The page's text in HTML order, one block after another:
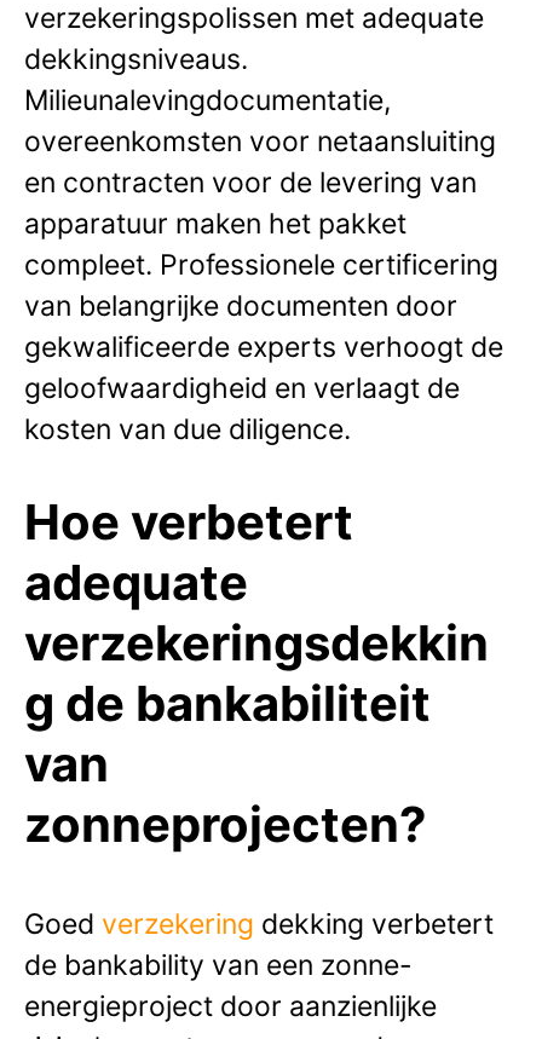
verzekeringspolissen met adequate
dekkingsniveaus.
Milieunalevingdocumentatie,
overeenkomsten voor netaansluiting
en contracten voor de levering van
apparatuur maken het pakket
compleet. Professionele certificering
van belangrijke documenten door
gekwalificeerde experts verhoogt de
geloofwaardigheid en verlaagt de
kosten van due diligence.
Hoe verbetert
adequate
verzekeringsdekkin
g de bankabiliteit
van
zonneprojecten?
Goed verzekering dekking verbetert
de bankability van een zonne-
energieproject door aanzienlijke